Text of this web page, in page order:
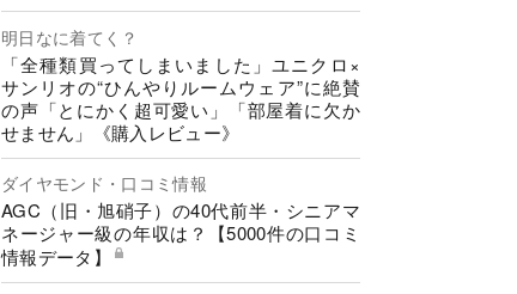
明日なに着てく？
「全種類買ってしまいました」ユニクロ×
サンリオの“ひんやりルームウェア”に絶賛
の声「とにかく超可愛い」「部屋着に欠か
せません」《購入レビュー》
ダイヤモンド・口コミ情報
AGC（旧・旭硝子）の40代前半・シニアマ
ネージャー級の年収は？【5000件の口コミ
情報データ】